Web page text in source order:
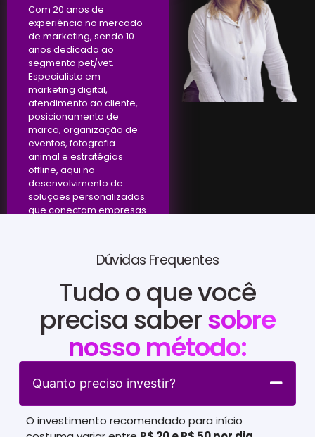
Com 20 anos de
experiência no mercado
de marketing, sendo 10
anos dedicada ao
segmento pet/vet.
Especialista em
marketing digital,
atendimento ao cliente,
posicionamento de
marca, organização de
eventos, fotografia
animal e estratégias
offline, aqui no
desenvolvimento de
soluções personalizadas
que conectam empresas
Dúvidas Frequentes
Tudo o que você
precisa sabersobre
nosso método:
Quanto preciso investir?
O investimento recomendado para início